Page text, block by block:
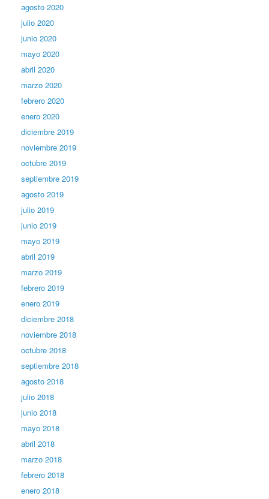
agosto 2020
julio 2020
junio 2020
mayo 2020
abril 2020
marzo 2020
febrero 2020
enero 2020
diciembre 2019
noviembre 2019
octubre 2019
septiembre 2019
agosto 2019
julio 2019
junio 2019
mayo 2019
abril 2019
marzo 2019
febrero 2019
enero 2019
diciembre 2018
noviembre 2018
octubre 2018
septiembre 2018
agosto 2018
julio 2018
junio 2018
mayo 2018
abril 2018
marzo 2018
febrero 2018
enero 2018